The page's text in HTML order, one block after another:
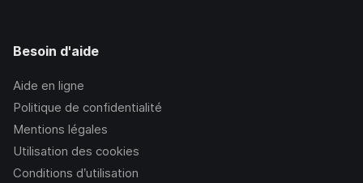
Besoin d'aide
Aide en ligne
Politique de confidentialité
Mentions légales
Utilisation des cookies
Conditions d’utilisation